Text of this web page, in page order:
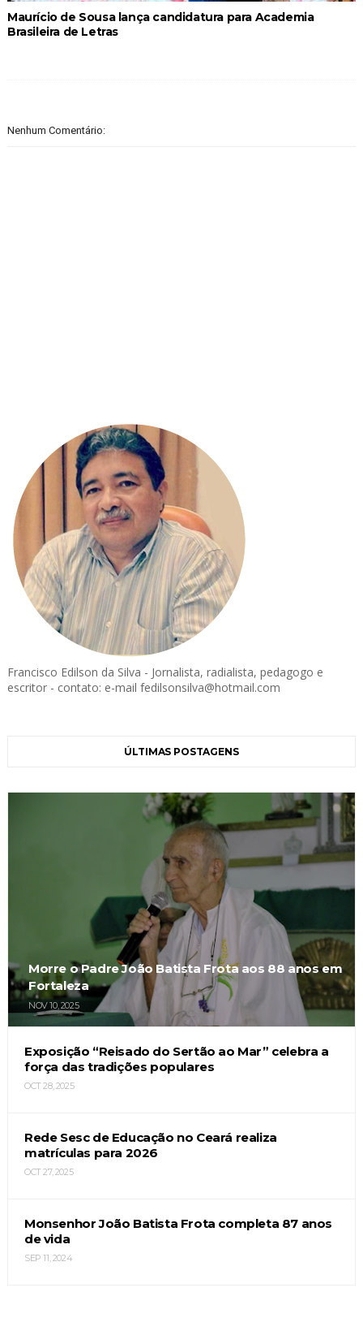
Maurício de Sousa lança candidatura para Academia
Brasileira de Letras
Nenhum Comentário:
Francisco Edilson da Silva - Jornalista, radialista, pedagogo e
escritor - contato: e-mail fedilsonsilva@hotmail.com
ÚLTIMAS POSTAGENS
Morre o Padre João Batista Frota aos 88 anos em
Fortaleza
NOV 10, 2025
Exposição “Reisado do Sertão ao Mar” celebra a
força das tradições populares
OCT 28, 2025
Rede Sesc de Educação no Ceará realiza
matrículas para 2026
OCT 27, 2025
Monsenhor João Batista Frota completa 87 anos
de vida
SEP 11, 2024